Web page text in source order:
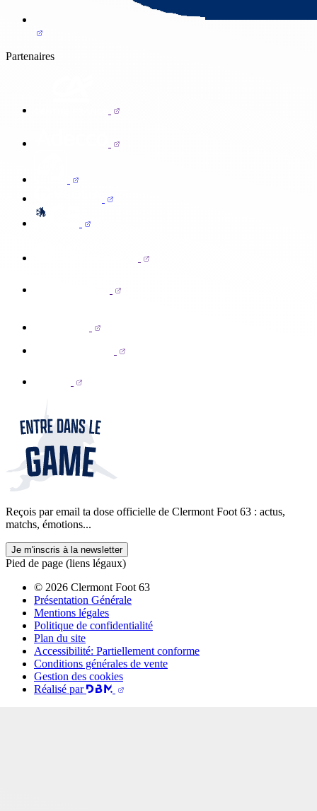
Partenaires
Reçois par email ta dose officielle de Clermont Foot 63 : actus,
matchs, émotions...
Je m'inscris à la newsletter
Pied de page (liens légaux)
© 2026 Clermont Foot 63
Présentation Générale
Mentions légales
Politique de confidentialité
Plan du site
Accessibilité: Partiellement conforme
Conditions générales de vente
Gestion des cookies
Réalisé par